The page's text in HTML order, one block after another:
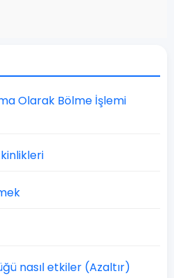
Olarak Bölme İşlemi
nasıl etkiler (Azaltır)